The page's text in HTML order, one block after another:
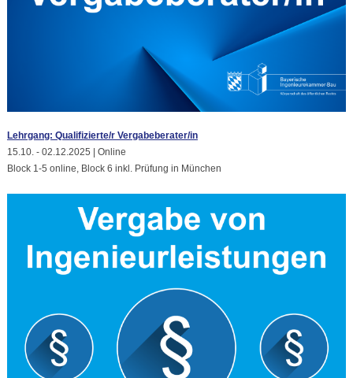
Lehrgang: Qualifizierte/r Vergabeberater/in
15.10. - 02.12.2025 | Online
Block 1-5 online, Block 6 inkl. Prüfung in München